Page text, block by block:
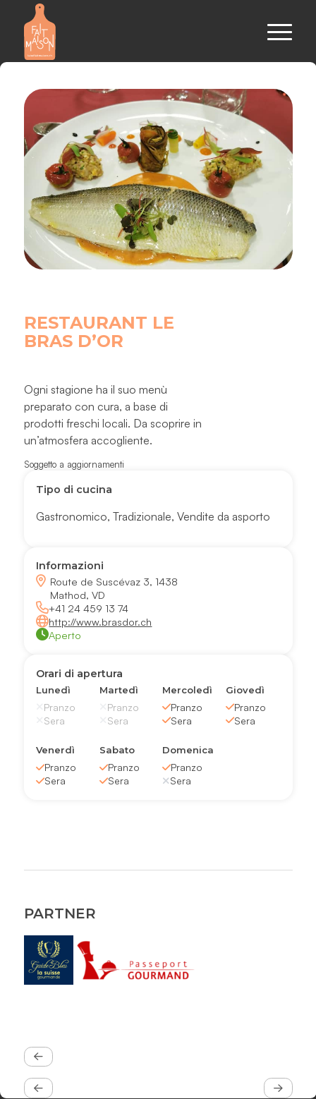
RESTAURANT LE
BRAS D’OR
Ogni stagione ha il suo menù
preparato con cura, a base di
prodotti freschi locali. Da scoprire in
un’atmosfera accogliente.
Soggetto a aggiornamenti
Tipo di cucina
Gastronomico,Tradizionale,Vendite da asporto
Informazioni
Route de Suscévaz 3, 1438
Mathod, VD
+41 24 459 13 74
http://www.brasdor.ch
Aperto
Orari di apertura
Lunedì
Pranzo
Sera
Martedì
Pranzo
Sera
Mercoledì
Pranzo
Sera
Giovedì
Pranzo
Sera
Venerdì
Pranzo
Sera
Sabato
Pranzo
Sera
Domenica
Pranzo
Sera
PARTNER